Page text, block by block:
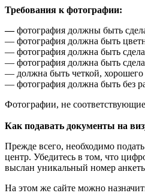
Требования к фотографии:
—фотография должны быть
— фотография должна быть
— фотография должна быть
— фотография должна быть
— должна быть четкой, хорошего
— фотография должна быть без
Фотографии, не
Как подавать документы на
Прежде всего, необходимо
центр. Убедитесь в том, что
выслан уникальный номер
На этом же сайте можно